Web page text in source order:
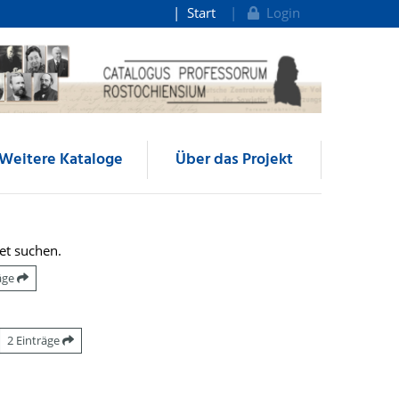
Start Login
Kataloge Über das Projekt
suchen.
2 Einträge